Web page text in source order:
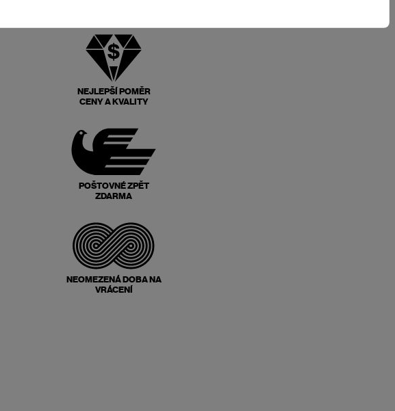
NEJLEPŠÍ POMĚR
CENY A KVALITY
POŠTOVNÉ ZPĚT
ZDARMA
NEOMEZENÁ DOBA NA
VRÁCENÍ